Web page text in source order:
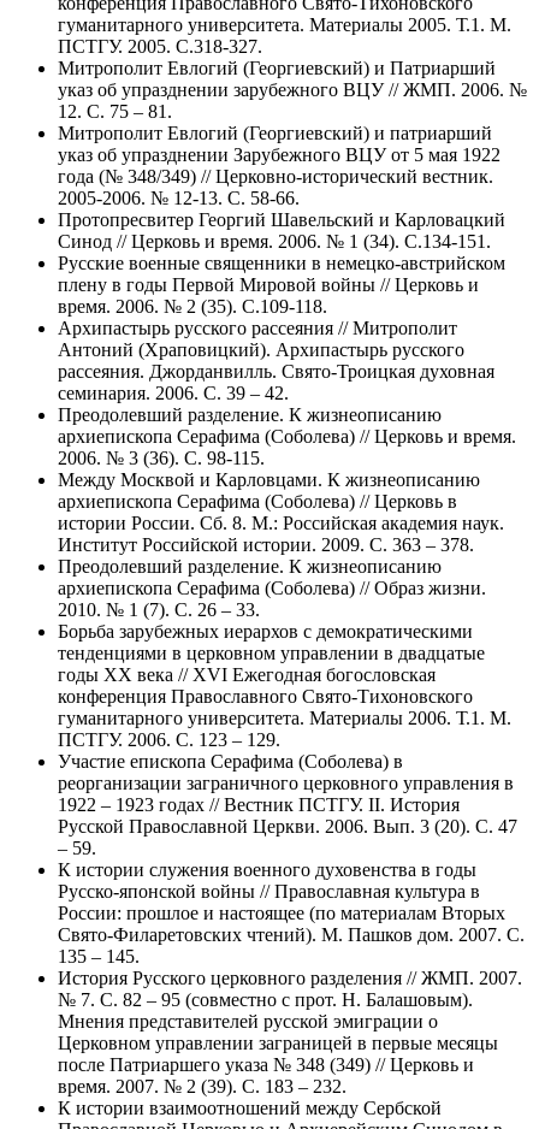
гуманитарного университета. Материалы 2005. Т.1. М.
ПСТГУ. 2005. С.318-327.
Митрополит Евлогий (Георгиевский) и Патриарший
указ об упразднении зарубежного ВЦУ // ЖМП. 2006. №
12. С. 75 – 81.
Митрополит Евлогий (Георгиевский) и патриарший
указ об упразднении Зарубежного ВЦУ от 5 мая 1922
года (№ 348/349) // Церковно-исторический вестник.
2005-2006. № 12-13. С. 58-66.
Протопресвитер Георгий Шавельский и Карловацкий
Синод // Церковь и время. 2006. № 1 (34). С.134-151.
Русские военные священники в немецко-австрийском
плену в годы Первой Мировой войны // Церковь и
время. 2006. № 2 (35). С.109-118.
Архипастырь русского рассеяния // Митрополит
Антоний (Храповицкий). Архипастырь русского
рассеяния. Джорданвилль. Свято-Троицкая духовная
семинария. 2006. С. 39 – 42.
Преодолевший разделение. К жизнеописанию
архиепископа Серафима (Соболева) // Церковь и время.
2006. № 3 (36). С. 98-115.
Между Москвой и Карловцами. К жизнеописанию
архиепископа Серафима (Соболева) // Церковь в
истории России. Сб. 8. М.: Российская академия наук.
Институт Российской истории. 2009. С. 363 – 378.
Преодолевший разделение. К жизнеописанию
архиепископа Серафима (Соболева) // Образ жизни.
2010. № 1 (7). С. 26 – 33.
Борьба зарубежных иерархов с демократическими
тенденциями в церковном управлении в двадцатые
годы ХХ века // ХVI Ежегодная богословская
конференция Православного Свято-Тихоновского
гуманитарного университета. Материалы 2006. Т.1. М.
ПСТГУ. 2006. С. 123 – 129.
Участие епископа Серафима (Соболева) в
реорганизации заграничного церковного управления в
1922 – 1923 годах // Вестник ПСТГУ. II. История
Русской Православной Церкви. 2006. Вып. 3 (20). С. 47
– 59.
К истории служения военного духовенства в годы
Русско-японской войны // Православная культура в
России: прошлое и настоящее (по материалам Вторых
Свято-Филаретовских чтений). М. Пашков дом. 2007. С.
135 – 145.
История Русского церковного разделения // ЖМП. 2007.
№ 7. С. 82 – 95 (совместно с прот. Н. Балашовым).
Мнения представителей русской эмиграции о
Церковном управлении заграницей в первые месяцы
после Патриаршего указа № 348 (349) // Церковь и
время. 2007. № 2 (39). С. 183 – 232.
К истории взаимоотношений между Сербской